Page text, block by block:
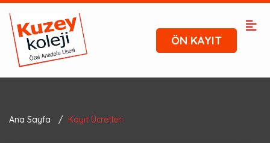
ÖN KAYIT
Ana Sayfa Kayıt Ücretleri